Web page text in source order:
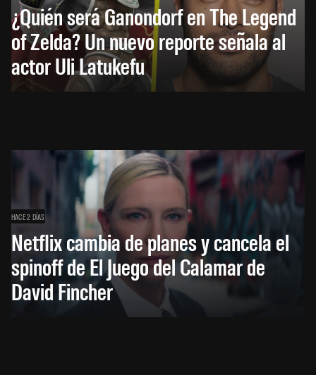
¿Quién será Ganondorf en The Legend
of Zelda? Un nuevo reporte señala al
actor Uli Latukefu
HACE 2 DÍAS
Netflix cambia de planes y cancela el
spinoff de El Juego del Calamar de
David Fincher